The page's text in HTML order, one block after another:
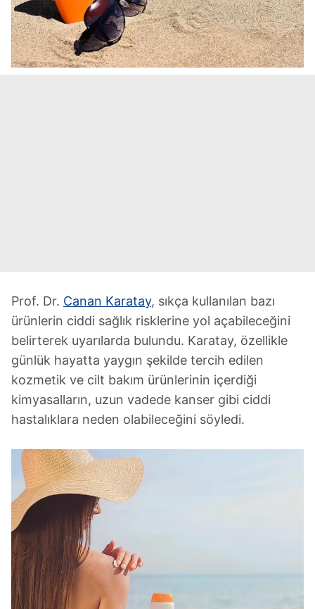
Prof. Dr. Canan Karatay, sıkça kullanılan bazı
ürünlerin ciddi sağlık risklerine yol açabileceğini
belirterek uyarılarda bulundu. Karatay, özellikle
günlük hayatta yaygın şekilde tercih edilen
kozmetik ve cilt bakım ürünlerinin içerdiği
kimyasalların, uzun vadede kanser gibi ciddi
hastalıklara neden olabileceğini söyledi.